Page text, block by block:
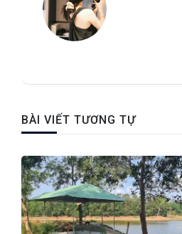
BÀI VIẾT TƯƠNG TỰ